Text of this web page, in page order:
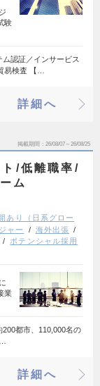
験
ム認証／インサービス
易検査 【…
詳細へ
掲載期間 26/08/07～26/08/25
/低離職率/
ム
あり（日系グロー
ャー
海外出張
ポテンシャル採用
業
200都市、110,000名の
詳細へ